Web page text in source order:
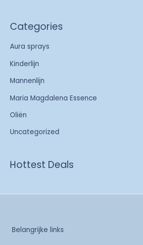
Categories
Aura sprays
Kinderlijn
Mannenlijn
Maria Magdalena Essence
Oliën
Uncategorized
Hottest Deals
Belangrijke links